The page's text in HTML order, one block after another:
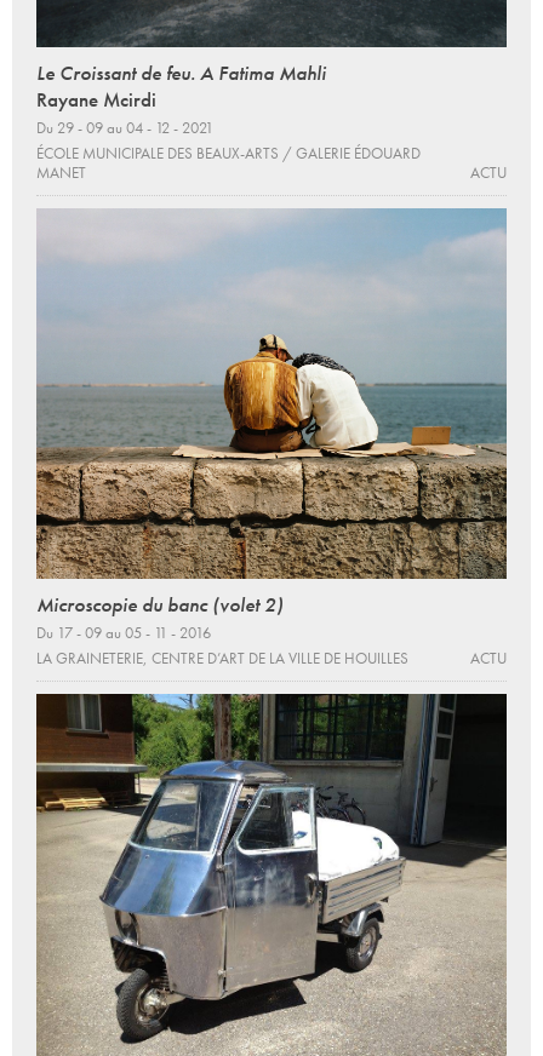
Le Croissant de feu. A Fatima Mahli
Rayane Mcirdi
Du 29 - 09 au 04 - 12 - 2021
ÉCOLE MUNICIPALE DES BEAUX-ARTS / GALERIE ÉDOUARD
MANET
ACTU
Microscopie du banc (volet 2)
Du 17 - 09 au 05 - 11 - 2016
LA GRAINETERIE, CENTRE D’ART DE LA VILLE DE HOUILLES
ACTU